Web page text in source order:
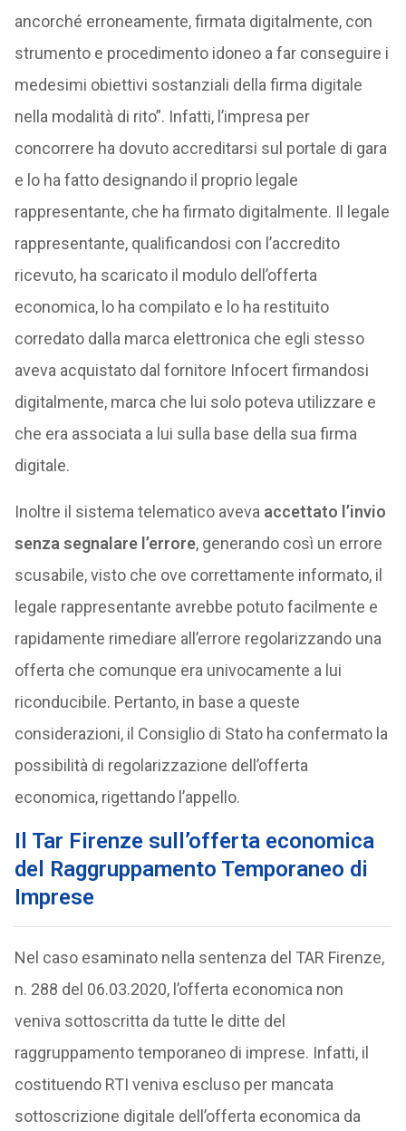
ancorché erroneamente, firmata digitalmente, con
strumento e procedimento idoneo a far conseguire i
medesimi obiettivi sostanziali della firma digitale
nella modalità di rito”. Infatti, l’impresa per
concorrere ha dovuto accreditarsi sul portale di gara
e lo ha fatto designando il proprio legale
rappresentante, che ha firmato digitalmente. Il legale
rappresentante, qualificandosi con l’accredito
ricevuto, ha scaricato il modulo dell’offerta
economica, lo ha compilato e lo ha restituito
corredato dalla marca elettronica che egli stesso
aveva acquistato dal fornitore Infocert firmandosi
digitalmente, marca che lui solo poteva utilizzare e
che era associata a lui sulla base della sua firma
digitale.
Inoltre il sistema telematico aveva accettato l’invio
senza segnalare l’errore, generando così un errore
scusabile, visto che ove correttamente informato, il
legale rappresentante avrebbe potuto facilmente e
rapidamente rimediare all’errore regolarizzando una
offerta che comunque era univocamente a lui
riconducibile. Pertanto, in base a queste
considerazioni, il Consiglio di Stato ha confermato la
possibilità di regolarizzazione dell’offerta
economica, rigettando l’appello.
Il Tar Firenze sull’offerta economica
del Raggruppamento Temporaneo di
Imprese
Nel caso esaminato nella sentenza del TAR Firenze,
n. 288 del 06.03.2020, l’offerta economica non
veniva sottoscritta da tutte le ditte del
raggruppamento temporaneo di imprese. Infatti, il
costituendo RTI veniva escluso per mancata
sottoscrizione digitale dell’offerta economica da